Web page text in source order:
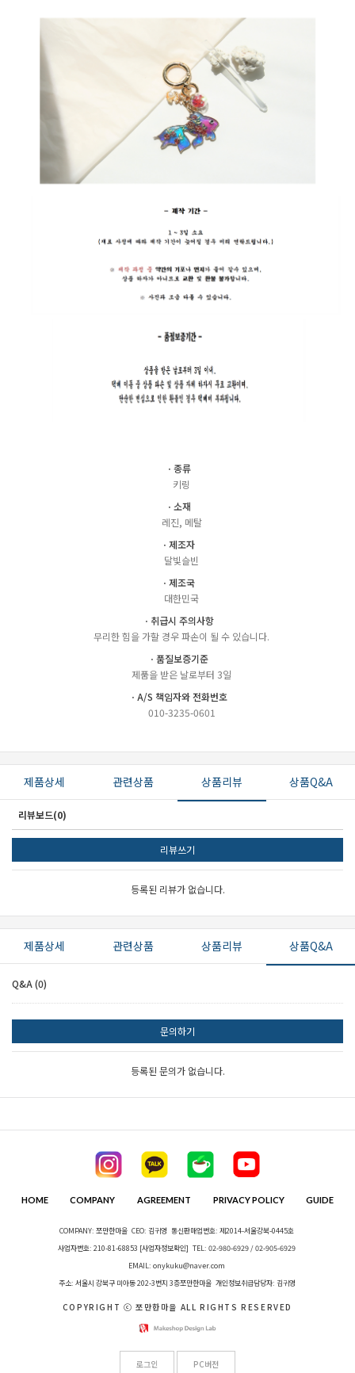
ㆍ종류
키링
ㆍ소재
레진, 메탈
ㆍ제조자
달빛슬빈
ㆍ제조국
대한민국
ㆍ취급시 주의사항
무리한 힘을 가할 경우 파손이 될 수 있습니다.
ㆍ품질보증기준
제품을 받은 날로부터 3일
ㆍA/S 책임자와 전화번호
010-3235-0601
제품상세 관련상품 상품리뷰 상품Q&A
리뷰보드(0)
리뷰쓰기
등록된 리뷰가 없습니다.
제품상세 관련상품 상품리뷰 상품Q&A
Q&A (0)
문의하기
등록된 문의가 없습니다.
HOME COMPANY AGREEMENT PRIVACY POLICY GUIDE
COMPANY: 쪼만한마을 CEO: 김귀영 통신판매업번호: 제2014-서울강북-0445호
사업자번호: 210-81-68853 [사업자정보확인] TEL: 02-980-6929 / 02-905-6929
EMAIL: onykuku@naver.com
주소: 서울시 강북구 미아동 202-3번지 3층쪼만한마을 개인정보취급담당자: 김귀영
COPYRIGHT ⓒ 쪼만한마을 ALL RIGHTS RESERVED
로그인 PC버전